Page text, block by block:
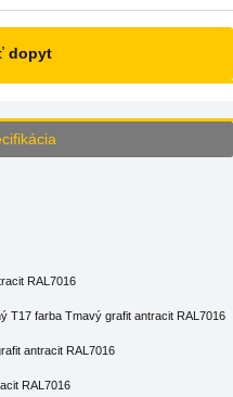
dopyt
RAL7016
T17 farba Tmavý grafit antracit RAL7016
antracit RAL7016
RAL7016